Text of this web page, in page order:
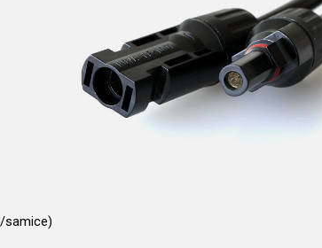
samice)